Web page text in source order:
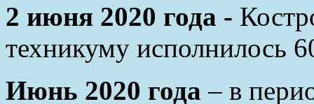
2 июня 2020 года -
техникуму исполнилось
Июнь 2020 года – в